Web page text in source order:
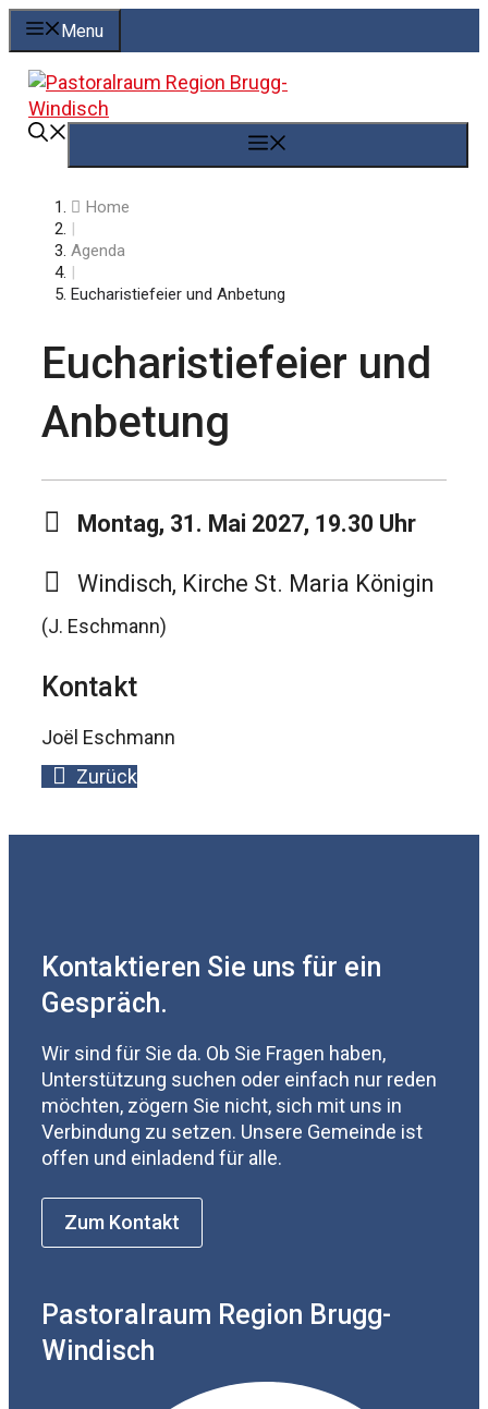
Springe
zum
Inhalt
Menu
Home
|
Agenda
|
Eucharistiefeier und Anbetung
Eucharistiefeier und
Anbetung
Montag, 31. Mai 2027, 19.30 Uhr
Windisch, Kirche St. Maria Königin
(J. Eschmann)
Kontakt
Joël Eschmann
Zurück
Kontaktieren Sie uns für ein
Gespräch.
Wir sind für Sie da. Ob Sie Fragen haben,
Unterstützung suchen oder einfach nur reden
möchten, zögern Sie nicht, sich mit uns in
Verbindung zu setzen. Unsere Gemeinde ist
offen und einladend für alle.
Zum Kontakt
Pastoralraum Region Brugg-
Windisch